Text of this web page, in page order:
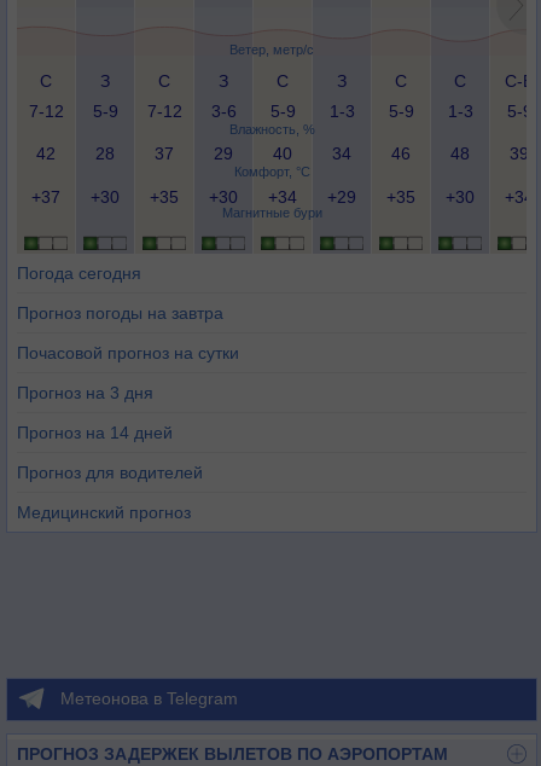
Ветер, метр/с
Влажность, %
Комфорт, °C
Магнитные бури
С
7-12
З
5-9
С
7-12
З
3-6
С
5-9
З
1-3
С
5-9
С
1-3
С-В
5-9
42 28 37 29 40 34 46 48 39
+37 +30 +35 +30 +34 +29 +35 +30 +34
Погода сегодня
Прогноз погоды на завтра
Почасовой прогноз на сутки
Прогноз на 3 дня
Прогноз на 14 дней
Прогноз для водителей
Медицинский прогноз
Метеонова в Telegram
ПРОГНОЗ ЗАДЕРЖЕК ВЫЛЕТОВ ПО АЭРОПОРТАМ